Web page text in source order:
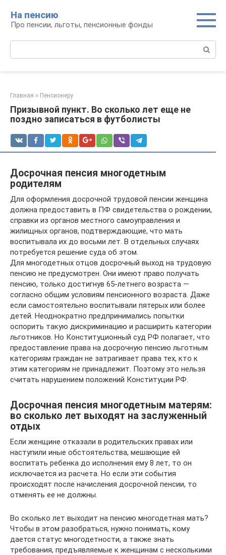
контенту
На пенсию
Про пенсии, льготы, пенсионные фонды
Главная » Пенсионеру
Призывной пункт. Во сколько лет еще не
поздно записаться в футболисты
Досрочная пенсия многодетным
родителям
Для оформления досрочной трудовой пенсии женщина
должна предоставить в ПФ свидетельства о рождении,
справки из органов местного самоуправления и
жилищных органов, подтверждающие, что мать
воспитывала их до восьми лет. В отдельных случаях
потребуется решение суда об этом.
Для многодетных отцов досрочный выход на трудовую
пенсию не предусмотрен. Они имеют право получать
пенсию, только достигнув 65-летнего возраста —
согласно общим условиям пенсионного возраста. Даже
если самостоятельно воспитывали пятерых или более
детей. Неоднократно предпринимались попытки
оспорить такую дискриминацию и расширить категории
льготников. Но Конституционный суд РФ полагает, что
предоставление права на досрочную пенсию льготным
категориям граждан не затрагивает права тех, кто к
этим категориям не принадлежит. Поэтому это нельзя
считать нарушением положений Конституции РФ.
Досрочная пенсия многодетным матерям:
во сколько лет выходят на заслуженный
отдых
Если женщине отказали в родительских правах или
наступили иные обстоятельства, мешающие ей
воспитать ребенка до исполнения ему 8 лет, то он
исключается из расчета. Но если эти события
происходят после начисления досрочной пенсии, то
отменять ее не должны.
Во сколько лет выходит на пенсию многодетная мать?
Чтобы в этом разобраться, нужно понимать, кому
дается статус многодетности, а также знать
требования, предъявляемые к женщинам с несколькими